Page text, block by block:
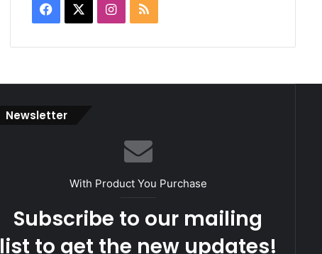
Facebook Instagram
RSS
Newsletter
With Product You Purchase
Subscribe to our mailing
list to get the new updates!